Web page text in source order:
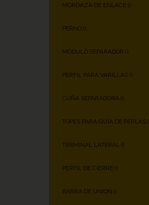
MORDAZA DE ENLACE ()
PERNO ()
MÓDULO SEPARADOR ()
PERFIL PARA VARILLAS ()
CUÑA SEPARADORA ()
TOPES PARA GUÍA DE PERLAS (
TERMINAL LATERAL ()
PERFIL DE CIERRE ()
BARRA DE UNIÓN ()